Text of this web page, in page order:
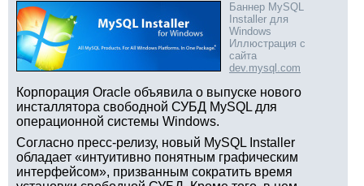
Баннер MySQL
Installer для
Windows
Иллюстрация с
сайта
dev.mysql.com
Корпорация Oracle объявила о выпуске нового
инсталлятора свободной СУБД MySQL для
операционной системы Windows.
Согласно пресс-релизу, новый MySQL Installer
обладает «интуитивно понятным графическим
интерфейсом», призванным сократить время